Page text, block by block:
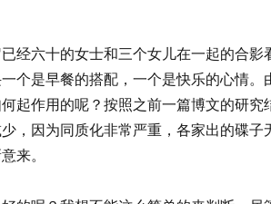
经六十的女士和三个女儿在一起的合影
个是早餐的搭配，一个是快乐的心情。
起作用的呢？按照之前一篇博文的研究
，因为同质化非常严重，各家出的碟子
来。